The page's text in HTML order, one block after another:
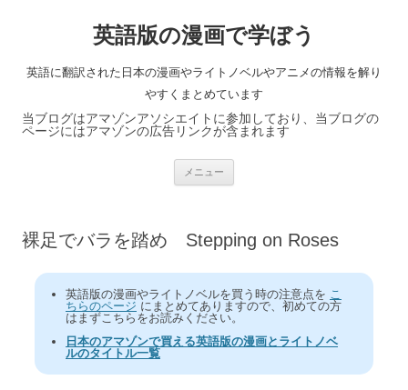
英語版の漫画で学ぼう
英語に翻訳された日本の漫画やライトノベルやアニメの情報を解り
やすくまとめています
当ブログはアマゾンアソシエイトに参加しており、当ブログの
ページにはアマゾンの広告リンクが含まれます
メニュー
ス
裸足でバラを踏め Stepping on Roses
英語版の漫画やライトノベルを買う時の注意点を こ
ちらのページ にまとめてありますので、初めての方
はまずこちらをお読みください。
日本のアマゾンで買える英語版の漫画とライトノベ
ルのタイトル一覧